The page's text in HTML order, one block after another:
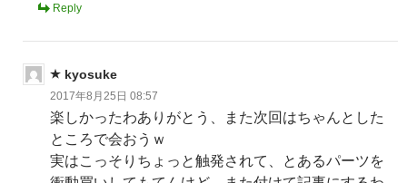
Reply
kyosuke
2017年8月25日 08:57
楽しかったわありがとう、また次回はちゃんとした
ところで会おうｗ
実はこっそりちょっと触発されて、とあるパーツを